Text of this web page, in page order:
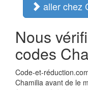
aller chez
Nous
codes
Code-et-
Chamilia avant de le